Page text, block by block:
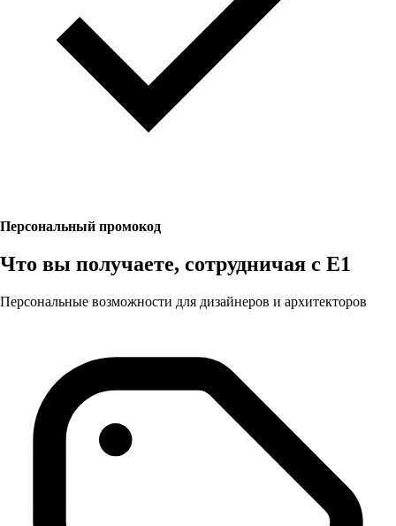
Персональный промокод
Что вы получаете, сотрудничая с E1
Персональные возможности для дизайнеров и архитекторов